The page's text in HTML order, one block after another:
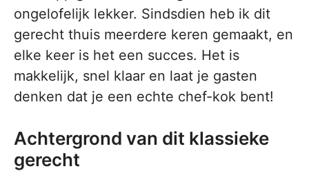
ongelofelijk lekker. Sindsdien heb ik dit
gerecht thuis meerdere keren gemaakt, en
elke keer is het een succes. Het is
makkelijk, snel klaar en laat je gasten
denken dat je een echte chef-kok bent!
Achtergrond van dit klassieke
gerecht